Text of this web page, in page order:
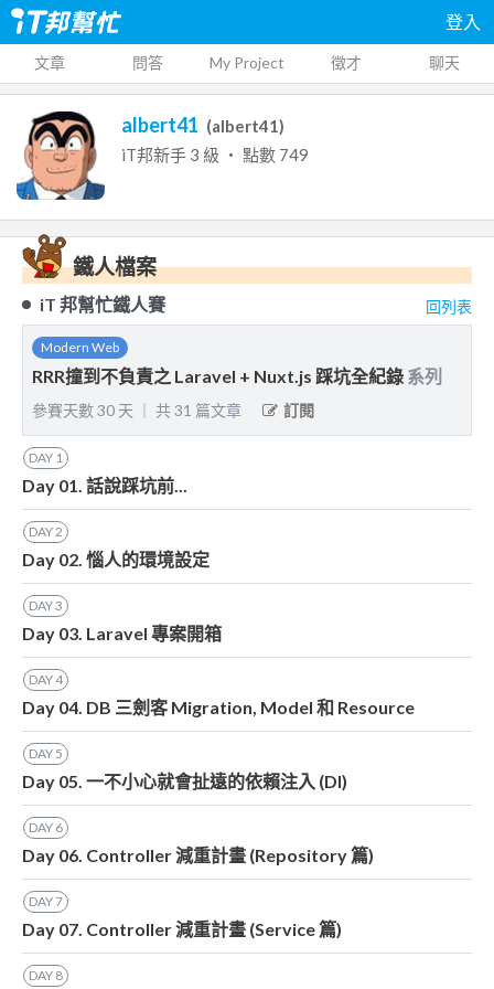
登入
文章 問答 My Project 徵才 聊天
albert41 (albert41)
iT邦新手 3 級 ‧ 點數 749
鐵人檔案
iT 邦幫忙鐵人賽 回列表
Modern Web
RRR撞到不負責之 Laravel + Nuxt.js 踩坑全紀錄 系列
參賽天數30 天 共31 篇文章 訂閱
DAY 1
Day 01. 話說踩坑前...
DAY2
Day 02. 惱人的環境設定
DAY3
Day 03. Laravel 專案開箱
DAY4
Day 04. DB 三劍客 Migration, Model 和 Resource
DAY5
Day 05. 一不小心就會扯遠的依賴注入 (DI)
DAY 6
Day 06. Controller 減重計畫 (Repository 篇)
DAY7
Day 07. Controller 減重計畫 (Service 篇)
DAY 8